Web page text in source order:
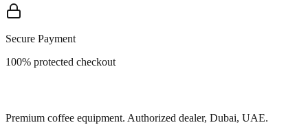
Secure Payment
100% protected checkout
Premium coffee equipment. Authorized dealer, Dubai, UAE.